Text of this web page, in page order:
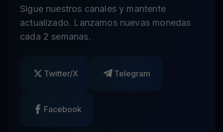
Sigue nuestros canales y mantente
actualizado. Lanzamos nuevas monedas
cada 2 semanas.
Twitter/X Telegram
Facebook